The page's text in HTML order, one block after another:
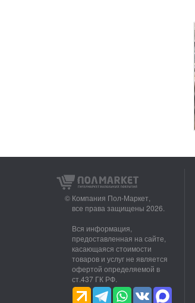
© Компания Пол-Маркет,
все права защищены 2026.
Вся информация,
предоставленная на сайте,
касающаяся стоимости
товаров и услуг не является
офертой определяемой в
ст.437 ГК РФ.